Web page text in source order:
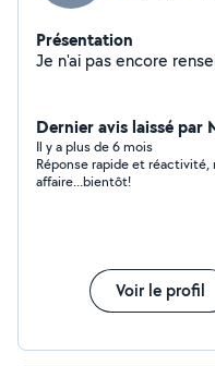
Présentation
Dernier avis laissé par
Il y a plus de 6 mois
Réponse rapide et réactivité,
affaire...bientôt!
Voir le profil